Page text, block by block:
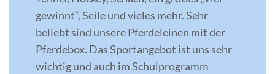
gewinnt“, Seile und vieles mehr. Sehr
beliebt sind unsere Pferdeleinen mit der
Pferdebox. Das Sportangebot ist uns sehr
wichtig und auch im Schulprogramm